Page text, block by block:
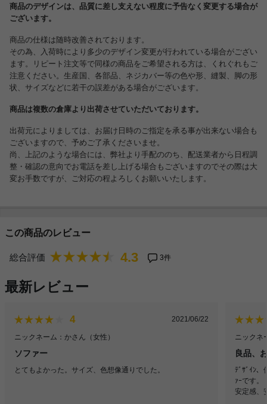
商品のデザインは、品質に差し支えない程度に予告なく変更する場合が
ございます。
商品の仕様は随時改善されております。
その為、入荷時により多少のデザイン変更が行われている場合がござい
ます。リピート注文等で同様の商品をご希望される方は、くれぐれもご
注意ください。生産国、各部品、ネジカバー等の色や形、縫製、脚の形
状、サイズなどに若干の誤差がある場合がございます。
商品は複数の倉庫より出荷させていただいております。
出荷元によりましては、お届け日時のご指定を承る事が出来ない場合も
ございますので、予めご了承くださいませ。
尚、上記のような場合には、弊社より手配ののち、配送業者から日程調
整・確認の意向でお電話を差し上げる場合もございますのでその際は大
変お手数ですが、ご対応の程よろしくお願いいたします。
この商品のレビュー
総合評価 4.3 3件
最新レビュー
4 2021/06/22
ニックネーム：かさん （女性）
ソファー
とてもよかった。サイズ、色想像通りでした。
ニックネ
良品、
ﾃﾞｻﾞｲﾝ
ｧｰです。
安定感、